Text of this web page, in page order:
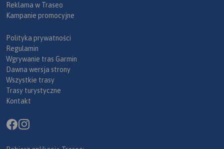
Reklama w Traseo
Kampanie promocyjne
Polityka prywatności
Regulamin
Wgrywanie tras Garmin
Dawna wersja strony
Wszystkie trasy
Trasy turystyczne
Kontakt